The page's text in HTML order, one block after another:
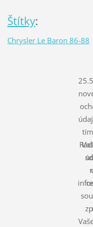
Štítky:
Chrysler Le Baron 86-88